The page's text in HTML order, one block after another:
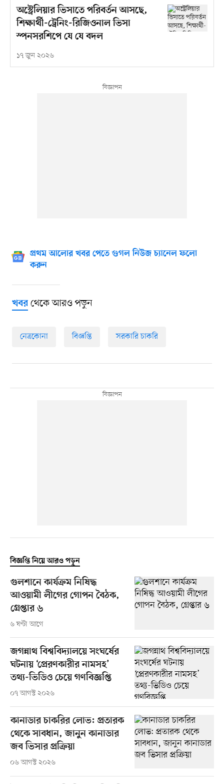
অস্ট্রেলিয়ার ভিসাতে পরিবর্তন আসছে,
শিক্ষার্থী-ট্রেনিং-রিজিওনাল ভিসা
স্পনসরশিপে যে যে বদল
১৭ জুন ২০২৬
প্রথম আলোর খবর পেতে গুগল নিউজ চ্যানেল ফলো
করুন
খবরথেকে আরও পড়ুন
নেত্রকোনা বিজ্ঞপ্তি সরকারি চাকরি
বিজ্ঞপ্তি নিয়ে আরও পড়ুন
গুলশানে কার্যক্রম নিষিদ্ধ
আওয়ামী লীগের গোপন বৈঠক,
গ্রেপ্তার ৬
৬ ঘণ্টা আগে
জগন্নাথ বিশ্ববিদ্যালয়ে সংঘর্ষের
ঘটনায় ‘প্রেরণকারীর নামসহ’
তথ্য-ভিডিও চেয়ে গণবিজ্ঞপ্তি
০৭ আগস্ট ২০২৬
কানাডার চাকরির লোভ: প্রতারক
থেকে সাবধান, জানুন কানাডার
জব ভিসার প্রক্রিয়া
০৬ আগস্ট ২০২৬